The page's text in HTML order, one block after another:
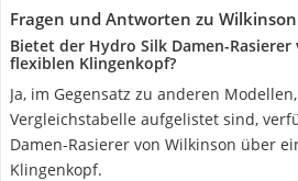
Fragen und Antworten zu
Bietet der Hydro Silk Damen-
flexiblen Klingenkopf?
Ja, im Gegensatz zu anderen
Vergleichstabelle aufgelistet sind,
Damen-Rasierer von Wilkinson über
Klingenkopf.